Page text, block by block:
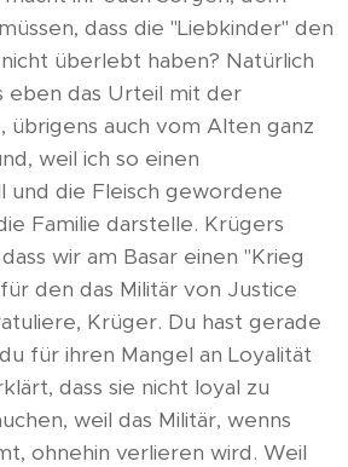
dass die "Liebkinder" den
nicht überlebt haben? Natürlich
eben das Urteil mit der
übrigens auch vom Alten ganz
weil ich so einen
und die Fleisch gewordene
Familie darstelle. Krügers
wir am Basar einen "Krieg
den das Militär von Justice
Krüger. Du hast gerade
für ihren Mangel an Loyalität
dass sie nicht loyal zu
weil das Militär, wenns
ohnehin verlieren wird. Weil